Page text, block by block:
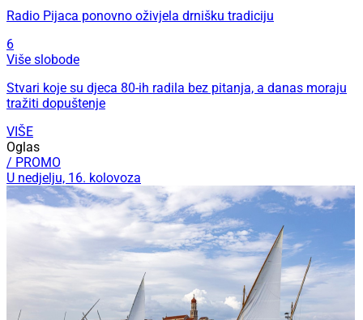
Radio Pijaca ponovno oživjela drnišku tradiciju
6
Više slobode
Stvari koje su djeca 80-ih radila bez pitanja, a danas moraju
tražiti dopuštenje
VIŠE
Oglas
/ PROMO
U nedjelju, 16. kolovoza